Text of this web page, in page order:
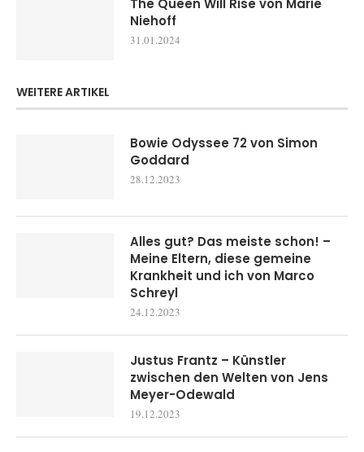
The Queen Will Rise von Marie
Niehoff
31.01.2024
WEITERE ARTIKEL
Bowie Odyssee 72 von Simon
Goddard
28.12.2023
Alles gut? Das meiste schon! –
Meine Eltern, diese gemeine
Krankheit und ich von Marco
Schreyl
24.12.2023
Justus Frantz – Künstler
zwischen den Welten von Jens
Meyer-Odewald
19.12.2023